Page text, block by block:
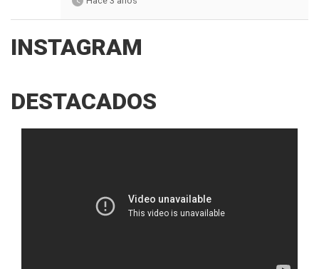
INSTAGRAM
DESTACADOS